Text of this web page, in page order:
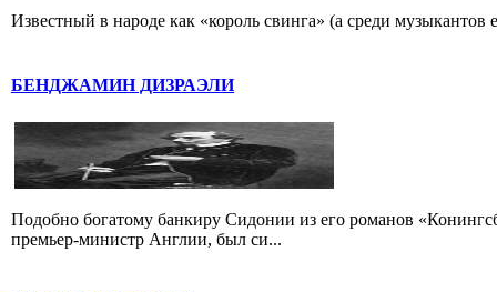
Известный в народе как «король свинга» (а среди
БЕНДЖАМИН ДИЗРАЭЛИ
Подобно богатому банкиру Сидонии из его романов
премьер-министр Англии, был си...